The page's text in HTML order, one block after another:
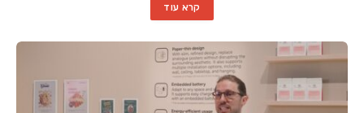
קרא עוד